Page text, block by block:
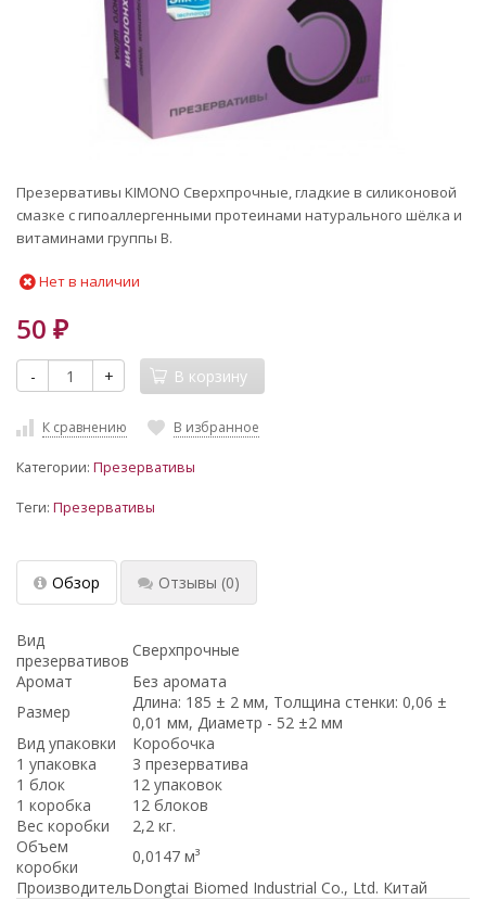
Презервативы KIMONO Сверхпрочные, гладкие в силиконовой
смазке с гипоаллергенными протеинами натурального шёлка и
витаминами группы B.
Нет в наличии
50 ₽
- + В корзину
К сравнению В избранное
Категории: Презервативы
Теги: Презервативы
Обзор Отзывы (0)
Вид
презервативов
Сверхпрочные
Аромат
Без аромата
Размер
Длина: 185 ± 2 мм, Толщина стенки: 0,06 ±
0,01 мм, Диаметр - 52 ±2 мм
Вид упаковки
Коробочка
1 упаковка
3 презерватива
1 блок
12 упаковок
1 коробка
12 блоков
Вес коробки
2,2 кг.
Объем
коробки
0,0147 м³
ПроизводительDongtai Biomed Industrial Co., Ltd. Китай